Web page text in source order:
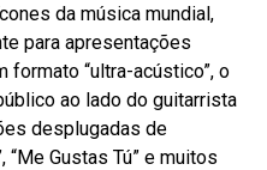
da música mundial,
para apresentações
“ultra-acústico”, o
ao lado do guitarrista
desplugadas de
Gustas Tú” e muitos